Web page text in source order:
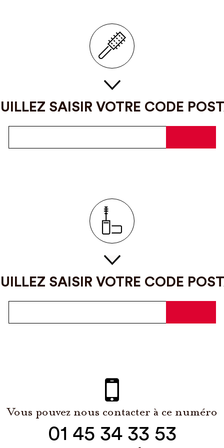
SAISIR VOTRE CODE
SAISIR VOTRE CODE
Vous pouvez nous contacter à ce numéro
01 45 34 33 53